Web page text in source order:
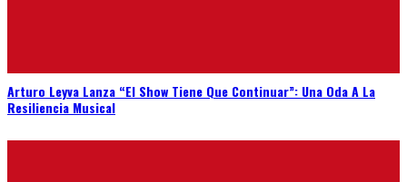
Arturo Leyva Lanza “El Show Tiene Que Continuar”: Una Oda A La
Resiliencia Musical